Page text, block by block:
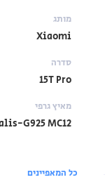
מותג
Xiaomi
סדרה
15T Pro
מאיץ גרפי
G925 MC12
כל המאפיינים